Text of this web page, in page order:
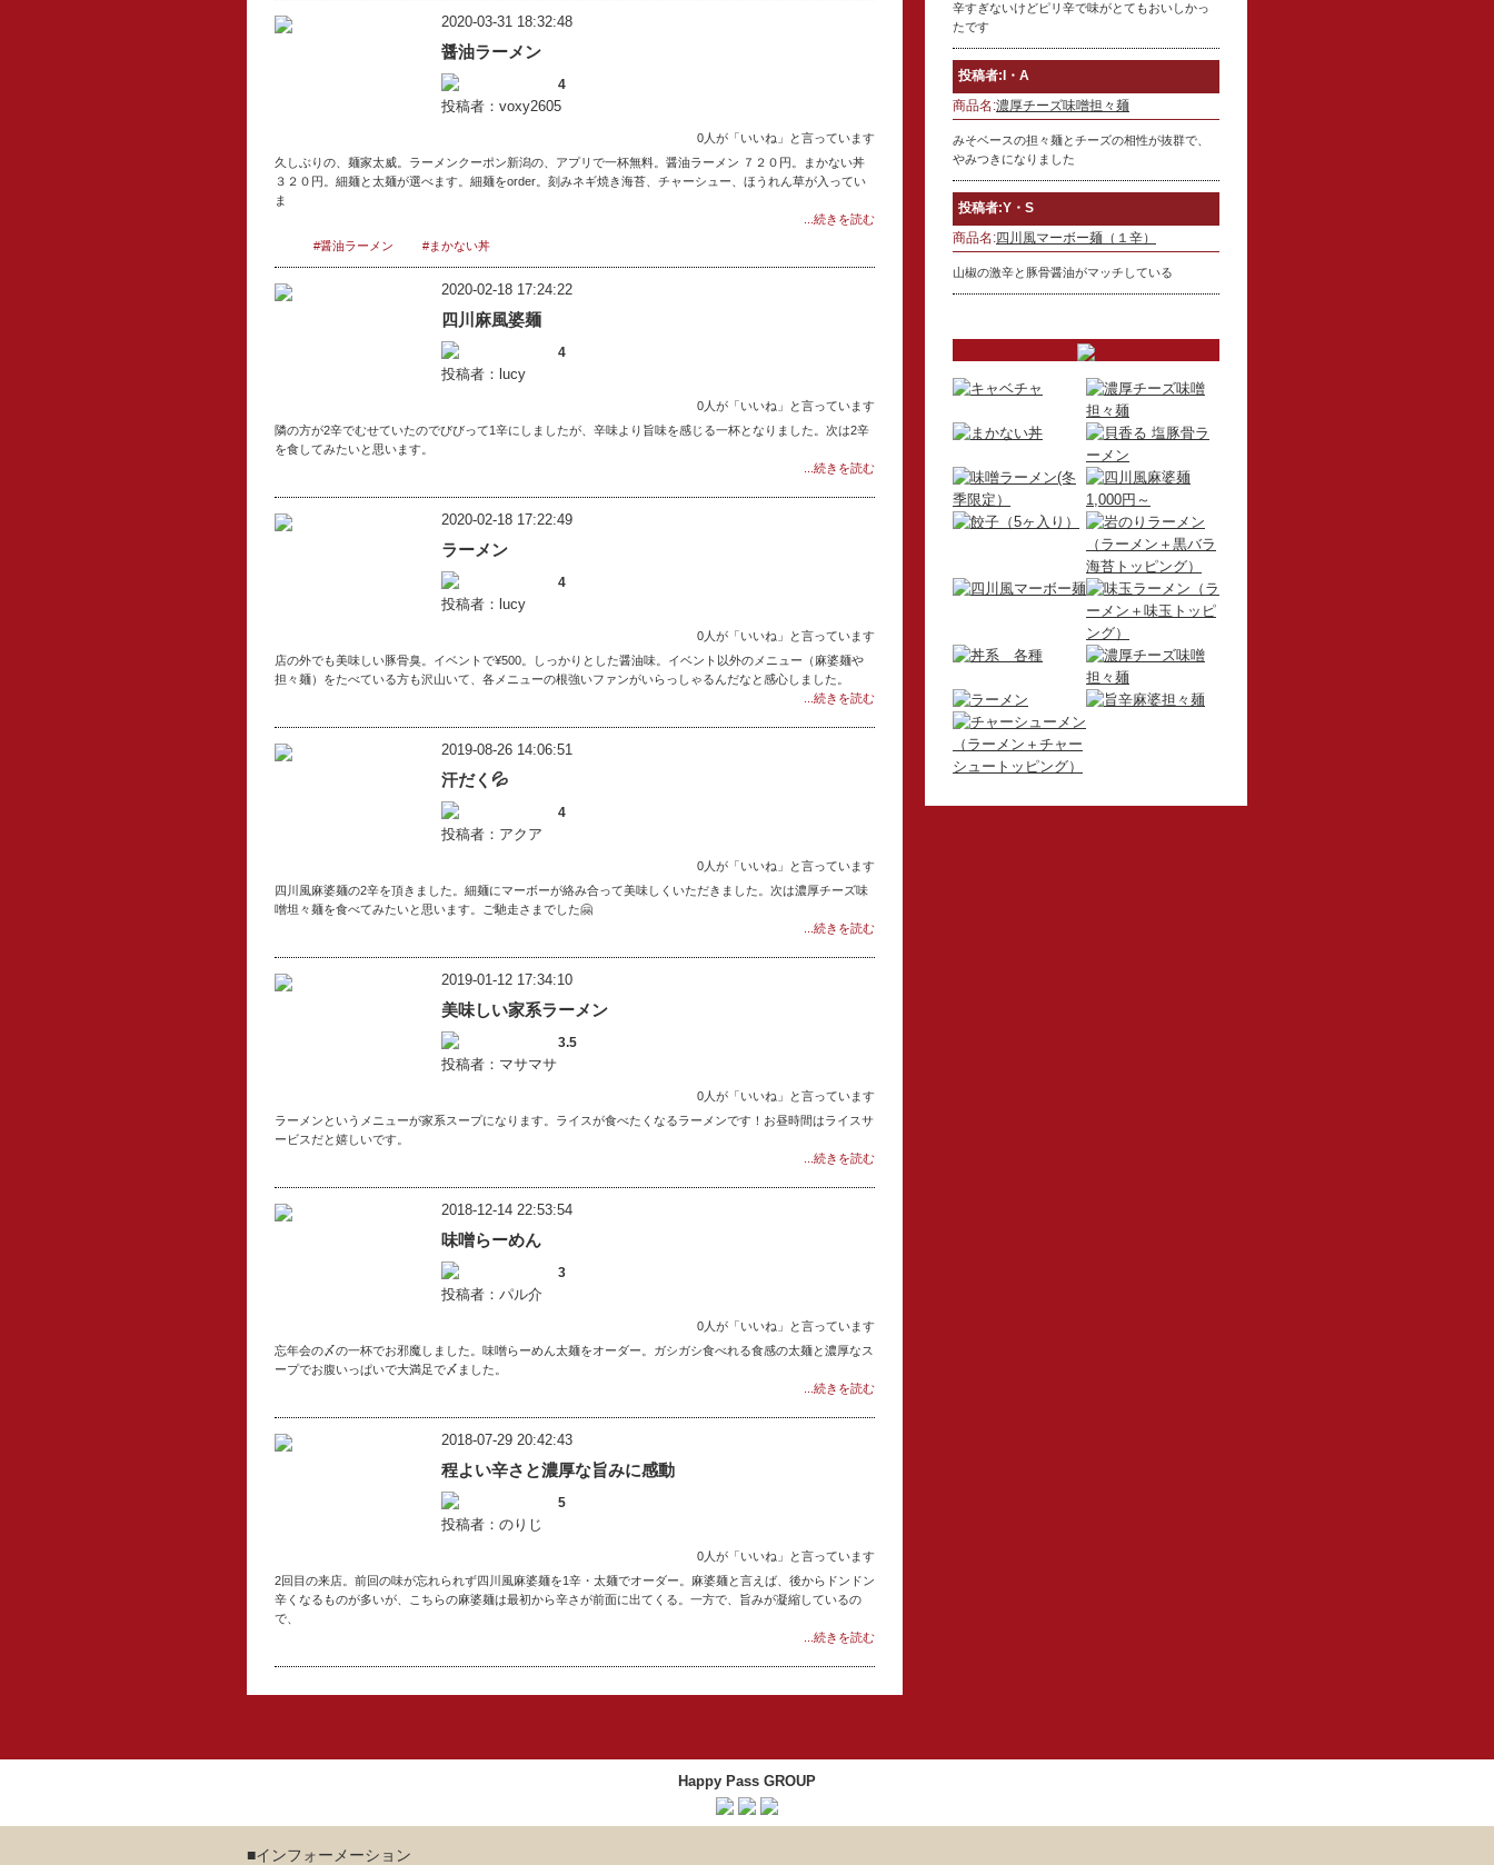
2020-03-31 18:32:48
醤油ラーメン
4
投稿者：voxy2605
0人が「いいね」と言っています
久しぶりの、麺家太威。ラーメンクーポン新潟の、アプリで一杯無料。醤油ラーメン ７２０円。まかない丼
３２０円。細麺と太麺が選べます。細麺をorder。刻みネギ焼き海苔、チャーシュー、ほうれん草が入ってい
ま
...続きを読む
#醤油ラーメン
#まかない丼
2020-02-18 17:24:22
四川麻風婆麺
4
投稿者：lucy
0人が「いいね」と言っています
隣の方が2辛でむせていたのでびびって1辛にしましたが、辛味より旨味を感じる一杯となりました。次は2辛
を食してみたいと思います。
...続きを読む
2020-02-18 17:22:49
ラーメン
4
投稿者：lucy
0人が「いいね」と言っています
店の外でも美味しい豚骨臭。イベントで¥500。しっかりとした醤油味。イベント以外のメニュー（麻婆麺や
担々麺）をたべている方も沢山いて、各メニューの根強いファンがいらっしゃるんだなと感心しました。
...続きを読む
2019-08-26 14:06:51
汗だく💦
4
投稿者：アクア
0人が「いいね」と言っています
四川風麻婆麺の2辛を頂きました。細麺にマーボーが絡み合って美味しくいただきました。次は濃厚チーズ味
噌坦々麺を食べてみたいと思います。ご馳走さまでした🤗
...続きを読む
2019-01-12 17:34:10
美味しい家系ラーメン
3.5
投稿者：マサマサ
0人が「いいね」と言っています
ラーメンというメニューが家系スープになります。ライスが食べたくなるラーメンです！お昼時間はライスサ
ービスだと嬉しいです。
...続きを読む
2018-12-14 22:53:54
味噌らーめん
3
投稿者：パル介
0人が「いいね」と言っています
忘年会の〆の一杯でお邪魔しました。味噌らーめん太麺をオーダー。ガシガシ食べれる食感の太麺と濃厚なス
ープでお腹いっぱいで大満足で〆ました。
...続きを読む
2018-07-29 20:42:43
程よい辛さと濃厚な旨みに感動
5
投稿者：のりじ
0人が「いいね」と言っています
2回目の来店。前回の味が忘れられず四川風麻婆麺を1辛・太麺でオーダー。麻婆麺と言えば、後からドンドン
辛くなるものが多いが、こちらの麻婆麺は最初から辛さが前面に出てくる。一方で、旨みが凝縮しているの
で、
...続きを読む
辛すぎないけどピリ辛で味がとてもおいしかっ
たです
投稿者:I・A
商品名:濃厚チーズ味噌担々麺
みそベースの担々麺とチーズの相性が抜群で、
やみつきになりました
投稿者:Y・S
商品名:四川風マーボー麺（１辛）
山椒の激辛と豚骨醤油がマッチしている
Happy Pass GROUP
■インフォーメーション